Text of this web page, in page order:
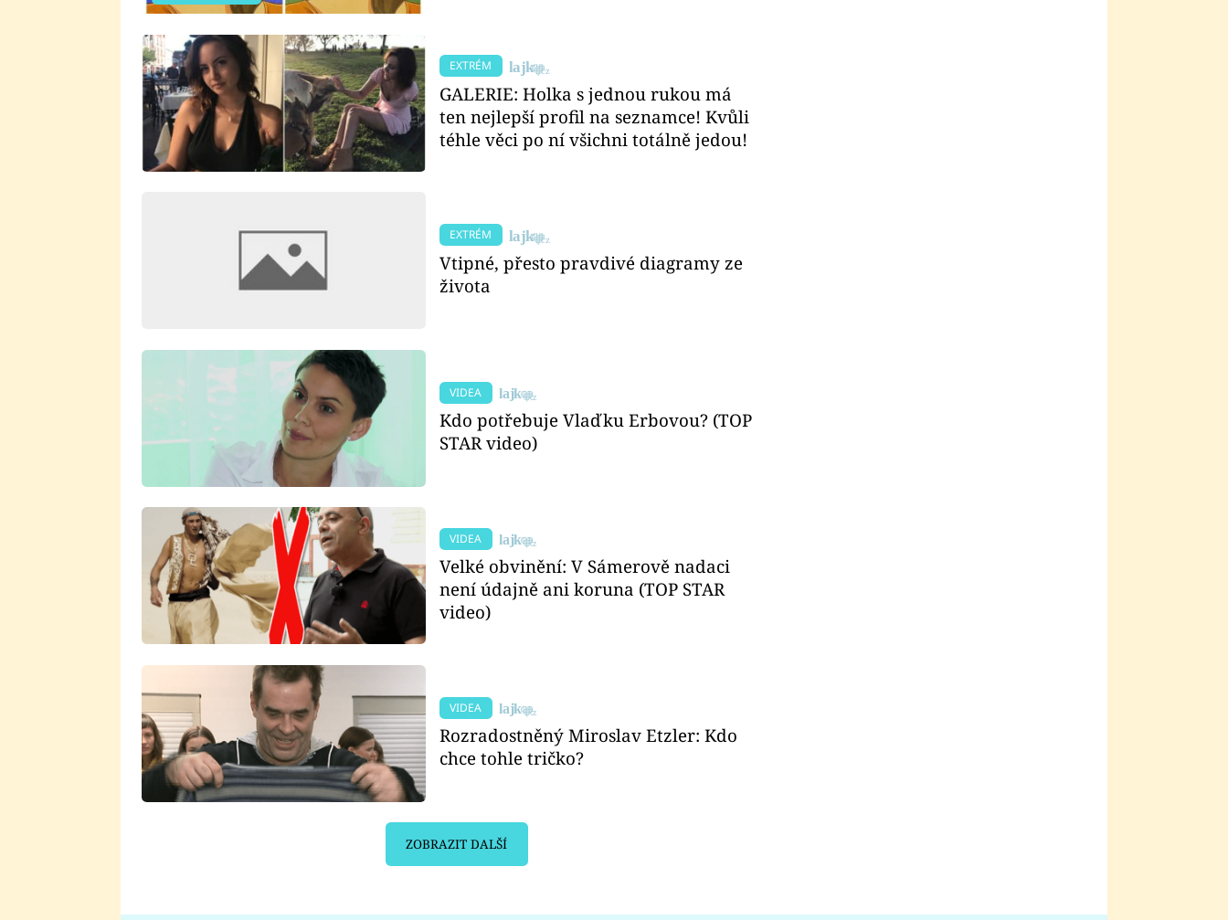
EXTRÉM
GALERIE: Holka s jednou rukou má
ten nejlepší profil na seznamce! Kvůli
téhle věci po ní všichni totálně jedou!
EXTRÉM
Vtipné, přesto pravdivé diagramy ze
života
VIDEA
Kdo potřebuje Vlaďku Erbovou? (TOP
STAR video)
VIDEA
Velké obvinění: V Sámerově nadaci
není údajně ani koruna (TOP STAR
video)
VIDEA
Rozradostněný Miroslav Etzler: Kdo
chce tohle tričko?
ZOBRAZIT DALŠÍ